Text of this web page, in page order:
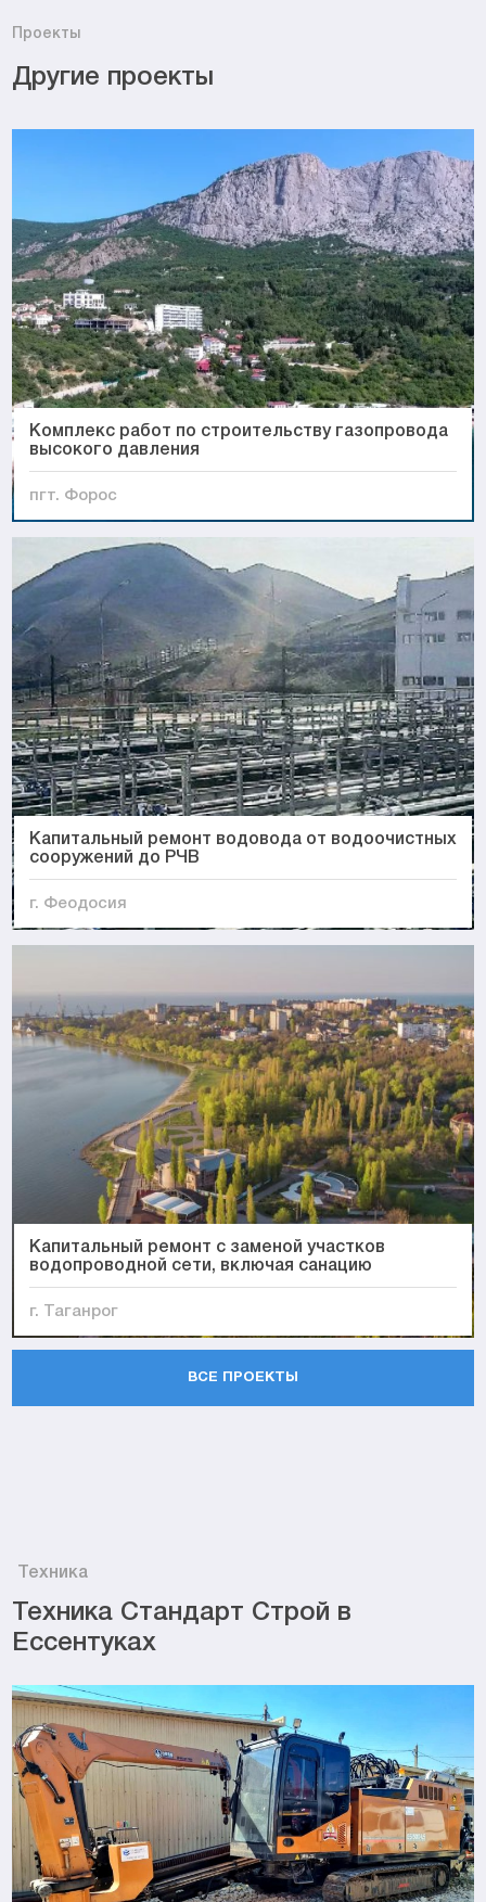
Проекты
Другие проекты
Комплекс работ по строительству газопровода
высокого давления
пгт. Форос
Капитальный ремонт водовода от водоочистных
сооружений до РЧВ
г. Феодосия
Капитальный ремонт с заменой участков
водопроводной сети, включая санацию
г. Таганрог
ВСЕ ПРОЕКТЫ
Техника
Техника Стандарт Строй в
Ессентуках